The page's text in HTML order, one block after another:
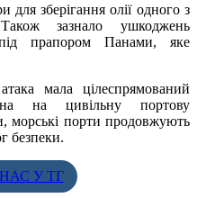
зберігання олії одного з
зазнало ушкоджень
прапором Панами, яке
мала цілеспрямований
на цивільну портову
морські порти продовжують
безпеки.
У ТГ